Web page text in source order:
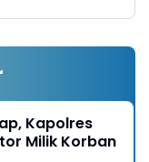
Kapolres
Milik Korban